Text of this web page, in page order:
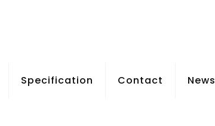
Specification Contact News